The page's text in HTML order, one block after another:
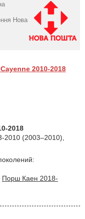
Нова
2010-2018
2018
2010 (2003–2010),
Порш Каен 2018-